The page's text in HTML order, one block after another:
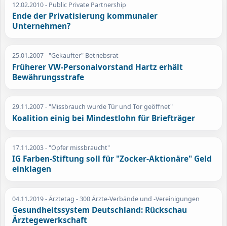
12.02.2010- Public Private Partnership
Ende der Privatisierung kommunaler
Unternehmen?
25.01.2007- "Gekaufter" Betriebsrat
Früherer VW-Personalvorstand Hartz erhält
Bewährungsstrafe
29.11.2007- "Missbrauch wurde Tür und Tor geöffnet"
Koalition einig bei Mindestlohn für Briefträger
17.11.2003- "Opfer missbraucht"
IG Farben-Stiftung soll für "Zocker-Aktionäre" Geld
einklagen
04.11.2019- Ärztetag - 300 Ärzte-Verbände und -Vereinigungen
Gesundheitssystem Deutschland: Rückschau
Ärztegewerkschaft